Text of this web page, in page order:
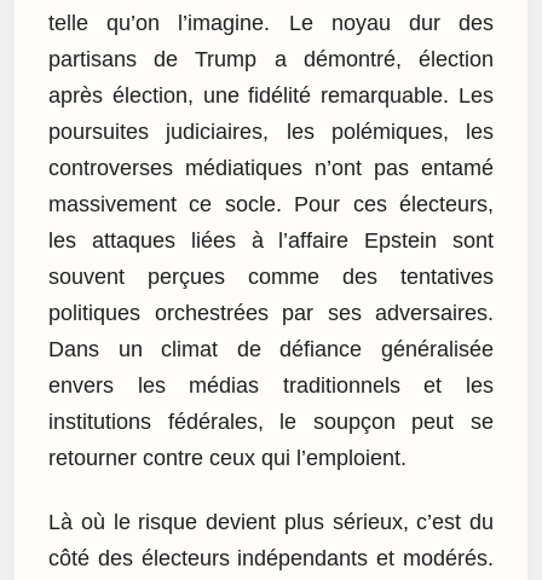
telle qu’on l’imagine. Le noyau dur des
partisans de Trump a démontré, élection
après élection, une fidélité remarquable. Les
poursuites judiciaires, les polémiques, les
controverses médiatiques n’ont pas entamé
massivement ce socle. Pour ces électeurs,
les attaques liées à l’affaire Epstein sont
souvent perçues comme des tentatives
politiques orchestrées par ses adversaires.
Dans un climat de défiance généralisée
envers les médias traditionnels et les
institutions fédérales, le soupçon peut se
retourner contre ceux qui l’emploient.
Là où le risque devient plus sérieux, c’est du
côté des électeurs indépendants et modérés.